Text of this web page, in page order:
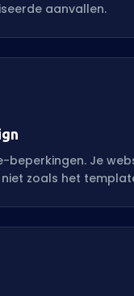
aanvallen.
beperkingen. Je
niet zoals het